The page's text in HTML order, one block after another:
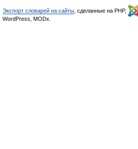
Экспорт словарей на сайты , сделанные на PHP,
WordPress, MODx.